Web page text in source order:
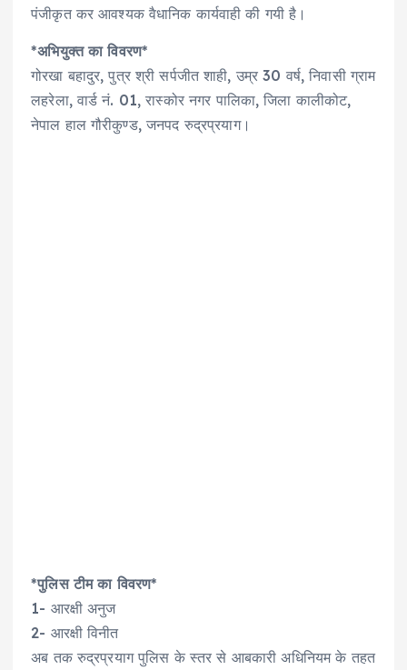
पंजीकृत कर आवश्यक वैधानिक कार्यवाही की गयी है।
*अभियुक्त का विवरण*
गोरखा बहादुर, पुत्र श्री सर्पजीत शाही, उम्र 30 वर्ष, निवासी ग्राम
लहरेला, वार्ड नं. 01, रास्कोर नगर पालिका, जिला कालीकोट,
नेपाल हाल गौरीकुण्ड, जनपद रुद्रप्रयाग।
*पुलिस टीम का विवरण*
1- आरक्षी अनुज
2- आरक्षी विनीत
अब तक रुद्रप्रयाग पुलिस के स्तर से आबकारी अधिनियम के तहत